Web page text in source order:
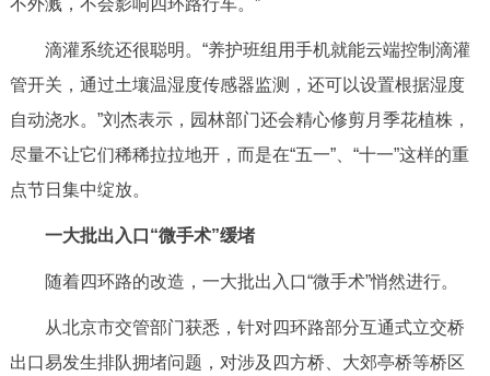
滴灌系统还很聪明。“养护班组用手机就能云端控制滴灌
管开关，通过土壤温湿度传感器监测，还可以设置根据湿度
自动浇水。”刘杰表示，园林部门还会精心修剪月季花植株，
尽量不让它们稀稀拉拉地开，而是在“五一”、“十一”这样的重
点节日集中绽放。
一大批出入口“微手术”缓堵
随着四环路的改造，一大批出入口“微手术”悄然进行。
从北京市交管部门获悉，针对四环路部分互通式立交桥
出口易发生排队拥堵问题，对涉及四方桥、大郊亭桥等桥区